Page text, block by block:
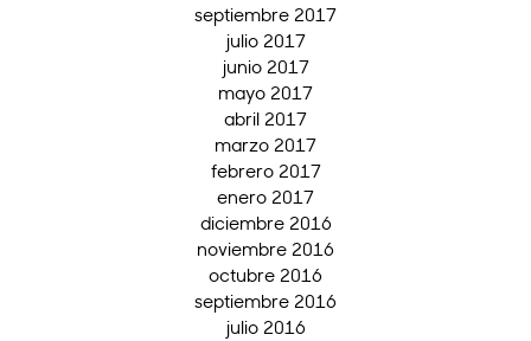
septiembre 2017
julio 2017
junio 2017
mayo 2017
abril 2017
marzo 2017
febrero 2017
enero 2017
diciembre 2016
noviembre 2016
octubre 2016
septiembre 2016
julio 2016